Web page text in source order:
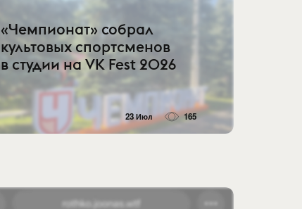
«Чемпионат» собрал
культовых спортсменов
в студии на VK Fest 2026
23 Июл 165